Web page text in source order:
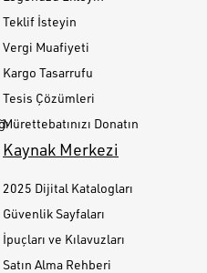
Teklif İsteyin
Vergi Muafiyeti
Kargo Tasarrufu
Tesis Çözümleri
Mürettebatınızı Donatın
Kaynak Merkezi
2025 Dijital Katalogları
Güvenlik Sayfaları
İpuçları ve Kılavuzları
Satın Alma Rehberi